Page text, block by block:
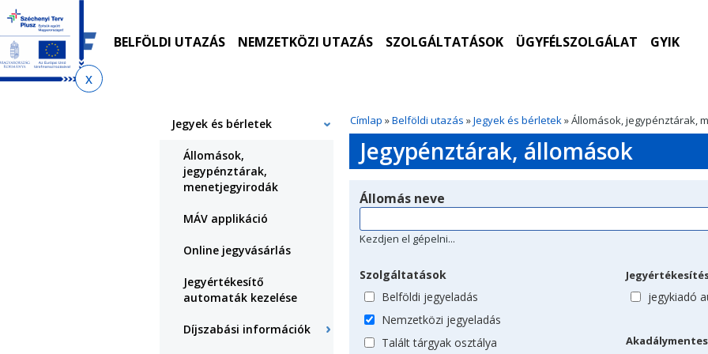
Ugrás
menetrendkeresőhöz
Ugrás
az
almenühöz
Ugrás
tartalomra
Ugrás
az
oldaltérképre
BELFÖLDI UTAZÁS NEMZETKÖZI UTAZÁS SZOLGÁLTATÁSOK ÜGYFÉLSZOLGÁLAT GYIK
Címlap »Belföldi utazás »Jegyek és bérletek» Állomások, jegypénztárak,
Jegyek és bérletek
Állomások,
jegypénztárak,
menetjegyirodák
MÁV applikáció
Online jegyvásárlás
Jegyértékesítő
automaták kezelése
Díjszabási információk
Jegypénztárak, állomások
Állomás neve
Kezdjen el gépelni...
Szolgáltatások
Belföldi jegyeladás
Nemzetközi jegyeladás
Talált tárgyak osztálya
jegykiadó